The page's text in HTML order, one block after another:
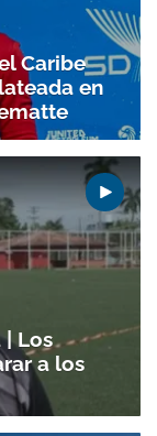
Caribe
en
| Los
a los